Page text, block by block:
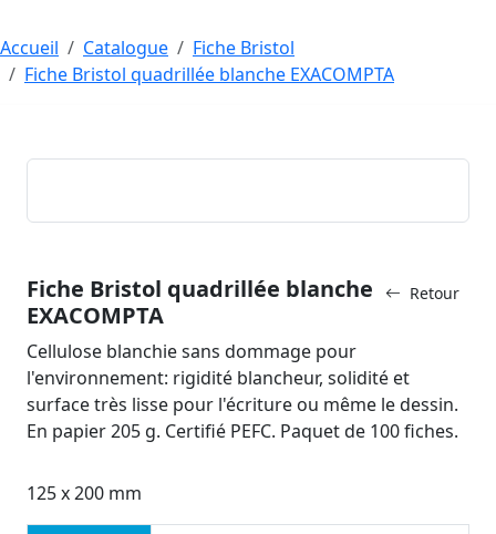
Accueil Catalogue
Fiche Bristol
Fiche Bristol quadrillée blanche EXACOMPTA
Retour
Fiche Bristol quadrillée blanche
EXACOMPTA
Cellulose blanchie sans dommage pour
l'environnement: rigidité blancheur, solidité et
surface très lisse pour l'écriture ou même le dessin.
En papier 205 g. Certifié PEFC. Paquet de 100 fiches.
125 x 200 mm